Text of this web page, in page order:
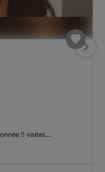
!! visites,...
Suivant